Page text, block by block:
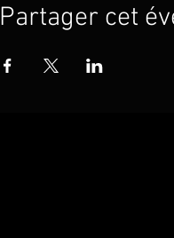
Partager cet